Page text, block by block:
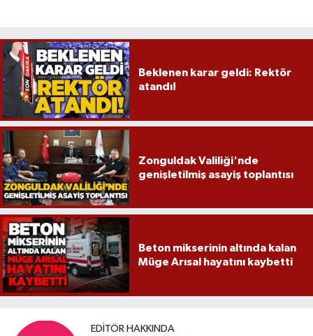
Beklenen karar geldi: Rektör
atandı!
Zonguldak Valiliği'nde
genişletilmiş asayiş toplantısı
Beton mikserinin altında kalan
Müge Arısal hayatını kaybetti
EDITÖR HAKKINDA